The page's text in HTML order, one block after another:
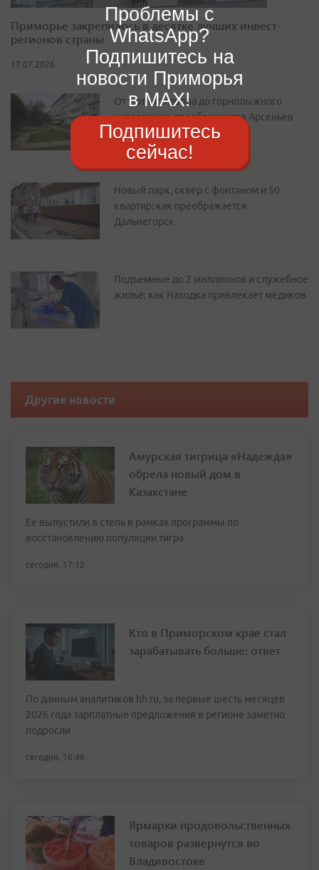
Приморье закрепилось в десятке лучших инвест-
регионов страны
17.07.2026
От уютного двора до горнолыжного
курорта: как преображается Арсеньев
Новый парк, сквер с фонтаном и 50
квартир: как преображается
Дальнегорск
Подъемные до 2 миллионов и служебное
жилье: как Находка привлекает медиков
Другие новости
Амурская тигрица «Надежда»
обрела новый дом в
Казахстане
Ее выпустили в степь в рамках программы по
восстановлению популяции тигра
сегодня, 17:12
Кто в Приморском крае стал
зарабатывать больше: ответ
По данным аналитиков hh.ru, за первые шесть месяцев
2026 года зарплатные предложения в регионе заметно
подросли
сегодня, 16:46
Ярмарки продовольственных
товаров развернутся во
Владивостоке
Проблемы с
WhatsApp?
Подпишитесь на
новости Приморья
в MAX!
Подпишитесь
сейчас!